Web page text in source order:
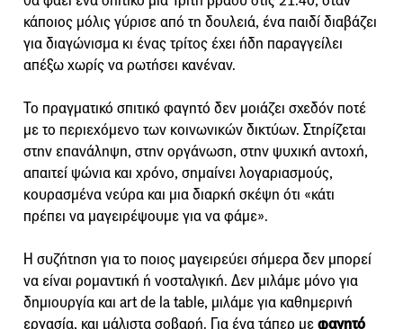
κάποιος μόλις γύρισε από τη δουλειά, ένα παιδί διαβάζει
για διαγώνισμα κι ένας τρίτος έχει ήδη παραγγείλει
απέξω χωρίς να ρωτήσει κανέναν.
Το πραγματικό σπιτικό φαγητό δεν μοιάζει σχεδόν ποτέ
με το περιεχόμενο των κοινωνικών δικτύων. Στηρίζεται
στην επανάληψη, στην οργάνωση, στην ψυχική αντοχή,
απαιτεί ψώνια και χρόνο, σημαίνει λογαριασμούς,
κουρασμένα νεύρα και μια διαρκή σκέψη ότι «κάτι
πρέπει να μαγειρέψουμε για να φάμε».
Η συζήτηση για το ποιος μαγειρεύει σήμερα δεν μπορεί
να είναι ρομαντική ή νοσταλγική. Δεν μιλάμε μόνο για
δημιουργία και art de la table, μιλάμε για καθημερινή
εργασία, και μάλιστα σοβαρή. Για ένα τάπερ μεφαγητό